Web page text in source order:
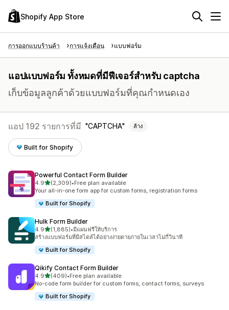
Shopify App Store
การออกแบบร้านค้า การแจ้งเตือน แบบฟอร์ม
แอปแบบฟอร์ม ทั้งหมดที่มีฟีเจอร์สำหรับ captcha
เก็บข้อมูลลูกค้าด้วยแบบฟอร์มที่คุณกำหนดเอง
แอป 192 รายการที่มี CAPTCHA ล้าง
Built for Shopify
Powerful Contact Form Builder
4.9เต็ม 5 ดาว
(2,309)
ทั้งหมด 2309 รีวิว
•Free plan available
Your all-in-one form app for custom forms, registration forms
Built for Shopify
Hulk Form Builder
4.9เต็ม 5 ดาว
(1,885)
ทั้งหมด 1885 รีวิว
•มีแผนฟรีให้บริการ
สร้างแบบฟอร์มที่มีสไตล์ได้อย่างง่ายดายภายในเวลาไม่กี่วินาที
Built for Shopify
Qikify Contact Form Builder
4.9เต็ม 5 ดาว
(409)
ทั้งหมด 409 รีวิว
•Free plan available
No-code form builder for custom forms, contact forms, surveys
Built for Shopify